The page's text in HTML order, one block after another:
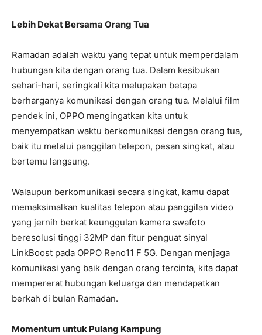
Lebih Dekat Bersama Orang Tua
Ramadan adalah waktu yang tepat untuk memperdalam
hubungan kita dengan orang tua. Dalam kesibukan
sehari-hari, seringkali kita melupakan betapa
berharganya komunikasi dengan orang tua. Melalui film
pendek ini, OPPO mengingatkan kita untuk
menyempatkan waktu berkomunikasi dengan orang tua,
baik itu melalui panggilan telepon, pesan singkat, atau
bertemu langsung.
Walaupun berkomunikasi secara singkat, kamu dapat
memaksimalkan kualitas telepon atau panggilan video
yang jernih berkat keunggulan kamera swafoto
beresolusi tinggi 32MP dan fitur penguat sinyal
LinkBoost pada OPPO Reno11 F 5G. Dengan menjaga
komunikasi yang baik dengan orang tercinta, kita dapat
mempererat hubungan keluarga dan mendapatkan
berkah di bulan Ramadan.
Momentum untuk Pulang Kampung